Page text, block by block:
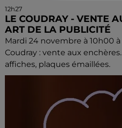
12h27
LE COUDRAY - VENTE
ART DE LA PUBLICITÉ
Mardi 24 novembre à 10h00
Coudray : vente aux
affiches, plaques émaillées.